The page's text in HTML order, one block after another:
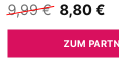
9,99€
Preis
war:
9,99 €
8,80 €
ZUM